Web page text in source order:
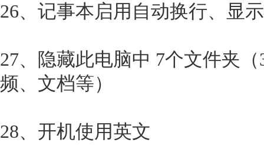
26、记事本启用自动换行、显
27、隐藏此电脑中 7个文件夹
频、文档等）
28、开机使用英文